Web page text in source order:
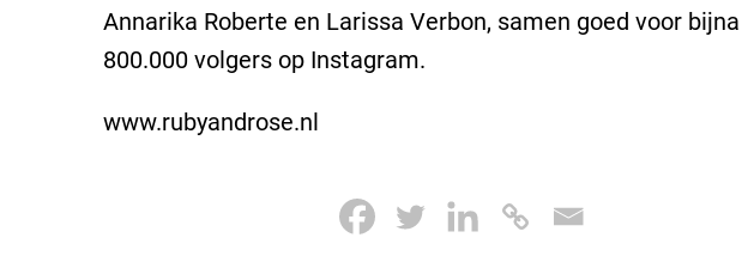
Annarika Roberte en Larissa Verbon, samen goed voor bijna
800.000 volgers op Instagram.
www.rubyandrose.nl